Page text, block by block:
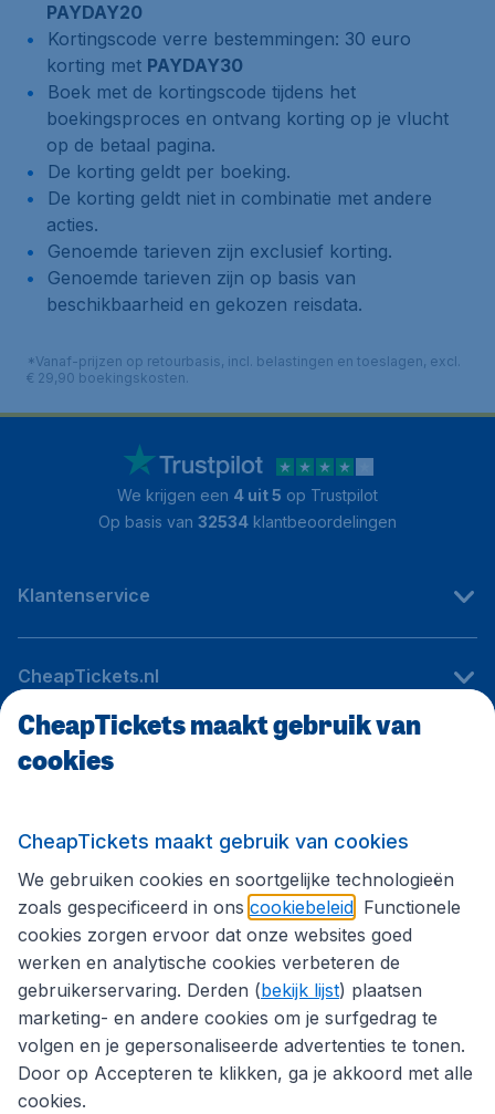
PAYDAY20
Kortingscode verre bestemmingen: 30 euro
korting met PAYDAY30
Boek met de kortingscode tijdens het
boekingsproces en ontvang korting op je vlucht
op de betaal pagina.
De korting geldt per boeking.
De korting geldt niet in combinatie met andere
acties.
Genoemde tarieven zijn exclusief korting.
Genoemde tarieven zijn op basis van
beschikbaarheid en gekozen reisdata.
*Vanaf-prijzen op retourbasis, incl. belastingen en toeslagen, excl.
€ 29,90 boekingskosten.
We krijgen een 4 uit 5 op Trustpilot
Op basis van 32534 klantbeoordelingen
Klantenservice
CheapTickets.nl
Internationale sites
Volg CheapTickets.nl
CheapTickets maakt gebruik van
cookies
CheapTickets maakt gebruik van cookies
We gebruiken cookies en soortgelijke technologieën
zoals gespecificeerd in ons cookiebeleid . Functionele
cookies zorgen ervoor dat onze websites goed
werken en analytische cookies verbeteren de
gebruikerservaring. Derden (bekijk lijst) plaatsen
marketing- en andere cookies om je surfgedrag te
volgen en je gepersonaliseerde advertenties te tonen.
Door op Accepteren te klikken, ga je akkoord met alle
cookies.